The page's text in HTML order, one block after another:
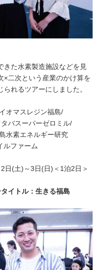
きた水素製造施設などを見
×二次という産業のかけ算を
れるツアーにしました。
オマスレジン福島/
バスーパーゼロミル/
水素エネルギー研究
ルファーム
日(土)～3日(日)＜1泊2日＞
イトル：生きる福島